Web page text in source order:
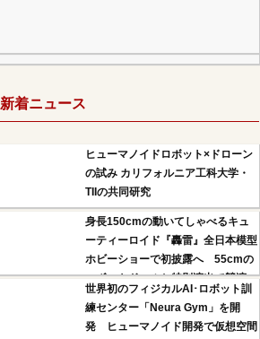
新着ニュース
ヒューマノイドロボット×ドローン
の試み カリフォルニア工科大学・
TIIの共同研究
身長150cmの動いてしゃべるキュ
ーティーロイド『轟雷』全日本模型
ホビーショーで初披露へ 55cmの
ロボットドールと特別演出で競演
世界初のフィジカルAI･ロボット訓
練センター「Neura Gym」を開
発 ヒューマノイド開発で仮想空間